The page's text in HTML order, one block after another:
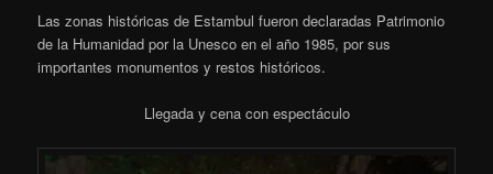
Las zonas históricas de Estambul fueron declaradas Patrimonio
de la Humanidad por la Unesco en el año 1985, por sus
importantes monumentos y restos históricos.
Llegada y cena con espectáculo